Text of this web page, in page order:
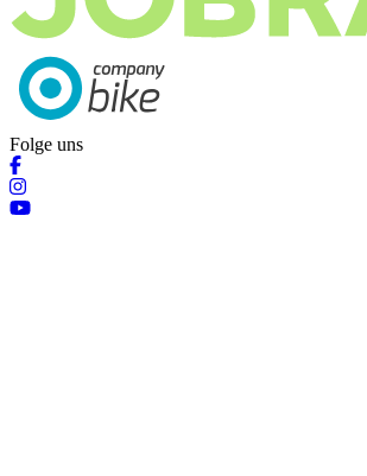
Folge uns